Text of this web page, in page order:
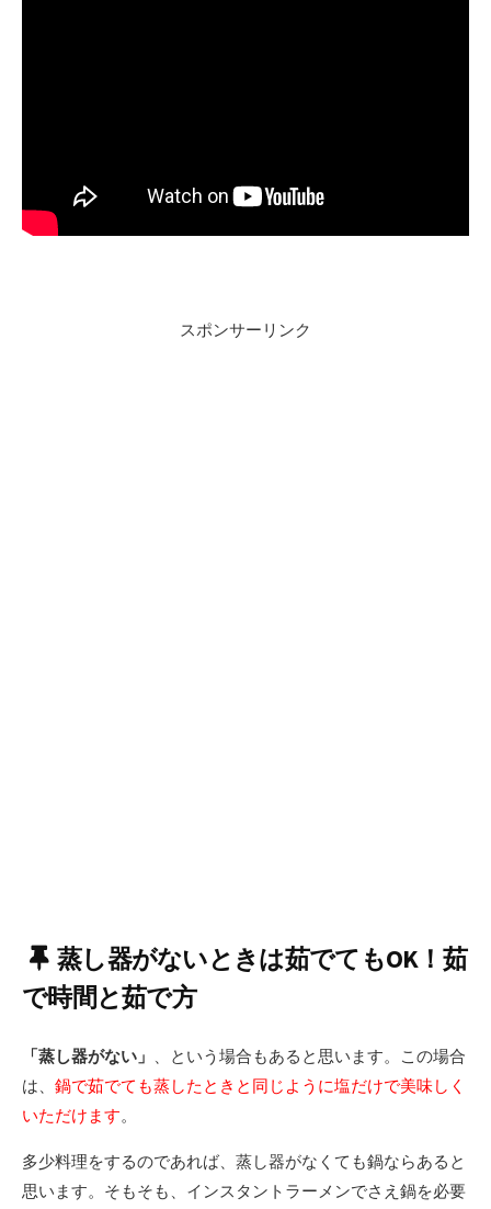
スポンサーリンク
蒸し器がないときは茹でてもOK！茹
で時間と茹で方
「蒸し器がない」 、という場合もあると思います。この場合
は、 鍋で茹でても蒸したときと同じように塩だけで美味しく
いただけます。
多少料理をするのであれば、蒸し器がなくても鍋ならあると
思います。そもそも、インスタントラーメンでさえ鍋を必要